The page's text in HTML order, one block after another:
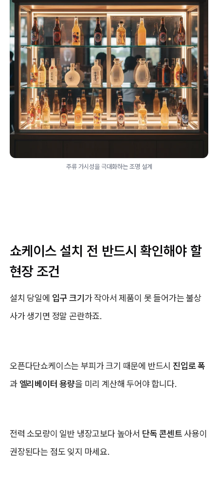
주류 가시성을 극대화하는 조명 설계
쇼케이스 설치 전 반드시 확인해야 할
현장 조건
설치 당일에 입구 크기가 작아서 제품이 못 들어가는 불상
사가 생기면 정말 곤란하죠.
오픈다단쇼케이스는 부피가 크기 때문에 반드시 진입로 폭
과 엘리베이터 용량을 미리 계산해 두어야 합니다.
전력 소모량이 일반 냉장고보다 높아서 단독 콘센트 사용이
권장된다는 점도 잊지 마세요.